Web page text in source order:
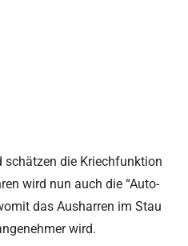
die Kriechfunktion
wird nun auch die “Auto-
das Ausharren im Stau
wird.